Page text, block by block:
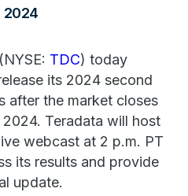
2024
TDC) today
its 2024 second
after the market closes
Teradata will host
webcast at 2 p.m. PT
its results and provide
update.